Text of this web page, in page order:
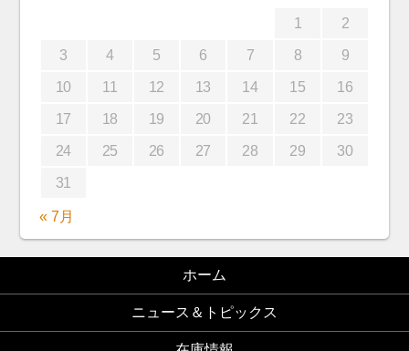
1 2
3 4 5 6 7 8 9
10 11 12 13 14 15 16
17 18 19 20 21 22 23
24 25 26 27 28 29 30
31
« 7月
ホーム
ニュース＆トピックス